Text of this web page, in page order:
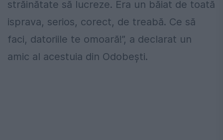
străinătate să lucreze. Era un băiat de toată
isprava, serios, corect, de treabă. Ce să
faci, datoriile te omoară!”, a declarat un
amic al acestuia din Odobeşti.